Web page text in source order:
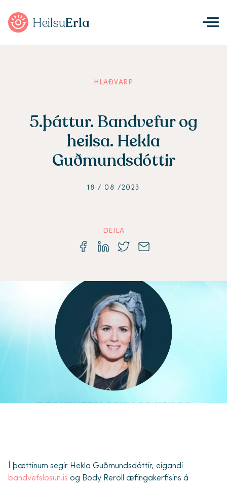
HeilsuErla
HLAÐVARP
5.þáttur. Bandvefur og
heilsa. Hekla
Guðmundsdóttir
18 / 08 /2023
DEILA
Í þættinum segir Hekla Guðmundsdóttir, eigandi
bandvefslosun.is og Body Reroll æfingakerfisins á